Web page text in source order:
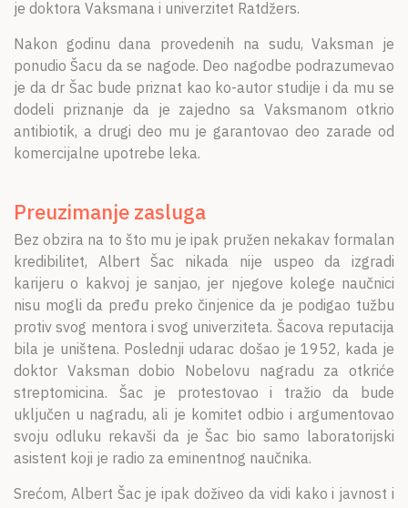
je doktora Vaksmana i univerzitet Ratdžers.
Nakon godinu dana provedenih na sudu, Vaksman je
ponudio Šacu da se nagode. Deo nagodbe podrazumevao
je da dr Šac bude priznat kao ko-autor studije i da mu se
dodeli priznanje da je zajedno sa Vaksmanom otkrio
antibiotik, a drugi deo mu je garantovao deo zarade od
komercijalne upotrebe leka.
Preuzimanje zasluga
Bez obzira na to što mu je ipak pružen nekakav formalan
kredibilitet, Albert Šac nikada nije uspeo da izgradi
karijeru o kakvoj je sanjao, jer njegove kolege naučnici
nisu mogli da pređu preko činjenice da je podigao tužbu
protiv svog mentora i svog univerziteta. Šacova reputacija
bila je uništena. Poslednji udarac došao je 1952, kada je
doktor Vaksman dobio Nobelovu nagradu za otkriće
streptomicina. Šac je protestovao i tražio da bude
uključen u nagradu, ali je komitet odbio i argumentovao
svoju odluku rekavši da je Šac bio samo laboratorijski
asistent koji je radio za eminentnog naučnika.
Srećom, Albert Šac je ipak doživeo da vidi kako i javnost i